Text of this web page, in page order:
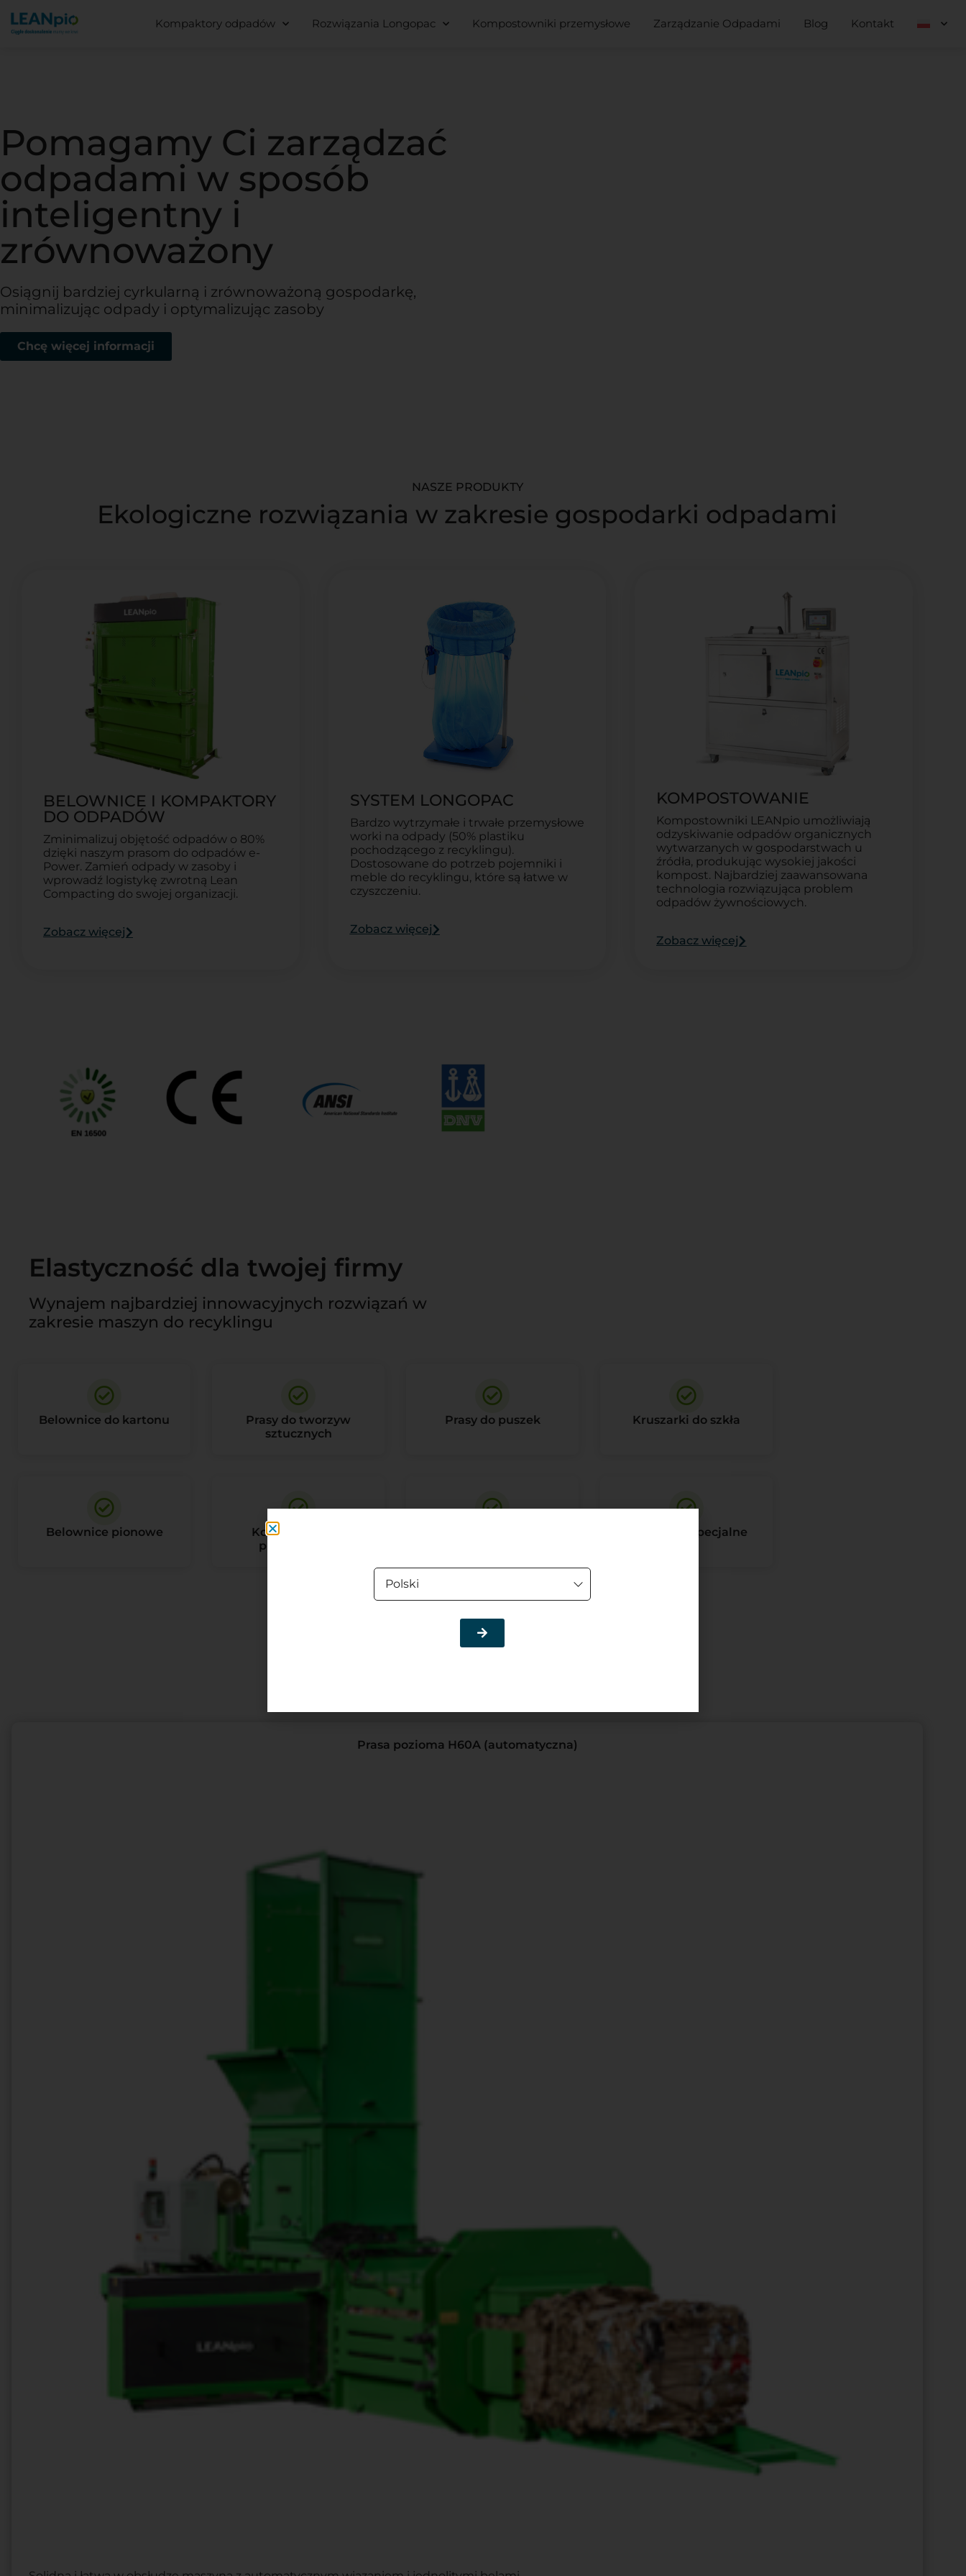
Kompaktory odpadów Rozwiązania Longopac Kompostowniki przemysłowe Zarządzanie Odpadami Blog Kontakt
Pomagamy Ci zarządzać
odpadami w sposób
inteligentny i
zrównoważony
Osiągnij bardziej cyrkularną i zrównoważoną gospodarkę,
minimalizując odpady i optymalizując zasoby
Chcę więcej informacji
NASZE PRODUKTY
Ekologiczne rozwiązania w zakresie gospodarki odpadami
BELOWNICE I KOMPAKTORY
DO ODPADÓW
Zminimalizuj objętość odpadów o 80%
dzięki naszym prasom do odpadów e-
Power. Zamień odpady w zasoby i
wprowadź logistykę zwrotną Lean
Compacting do swojej organizacji.
Zobacz więcej
SYSTEM LONGOPAC
Bardzo wytrzymałe i trwałe przemysłowe
worki na odpady (50% plastiku
pochodzącego z recyklingu).
Dostosowane do potrzeb pojemniki i
meble do recyklingu, które są łatwe w
czyszczeniu.
Zobacz więcej
KOMPOSTOWANIE
Kompostowniki LEANpio umożliwiają
odzyskiwanie odpadów organicznych
wytwarzanych w gospodarstwach u
źródła, produkując wysokiej jakości
kompost. Najbardziej zaawansowana
technologia rozwiązująca problem
odpadów żywnościowych.
Zobacz więcej
Elastyczność dla twojej firmy
Wynajem najbardziej innowacyjnych rozwiązań w
zakresie maszyn do recyklingu
Belownice do kartonu
Prasy do tworzyw
sztucznych
Prasy do puszek Kruszarki do szkła
Belownice pionowe
Kompostowniki
przemysłowe
Belownice specjalne
Prasa pozioma H60A (automatyczna)